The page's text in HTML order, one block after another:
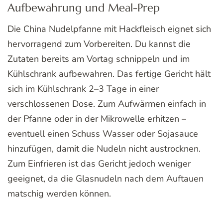
Aufbewahrung und Meal-Prep
Die China Nudelpfanne mit Hackfleisch eignet sich
hervorragend zum Vorbereiten. Du kannst die
Zutaten bereits am Vortag schnippeln und im
Kühlschrank aufbewahren. Das fertige Gericht hält
sich im Kühlschrank 2–3 Tage in einer
verschlossenen Dose. Zum Aufwärmen einfach in
der Pfanne oder in der Mikrowelle erhitzen –
eventuell einen Schuss Wasser oder Sojasauce
hinzufügen, damit die Nudeln nicht austrocknen.
Zum Einfrieren ist das Gericht jedoch weniger
geeignet, da die Glasnudeln nach dem Auftauen
matschig werden können.